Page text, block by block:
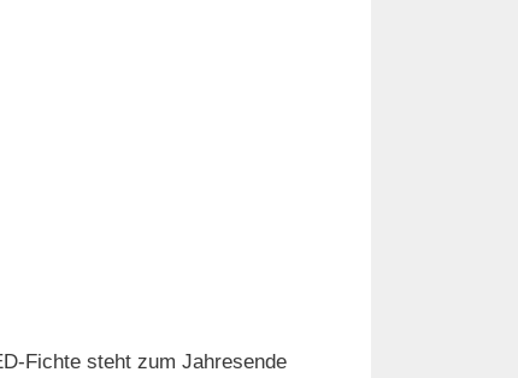
Fichte steht zum Jahresende